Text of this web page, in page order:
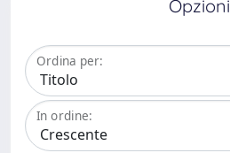
Opzioni
Ordina per:
In ordine: